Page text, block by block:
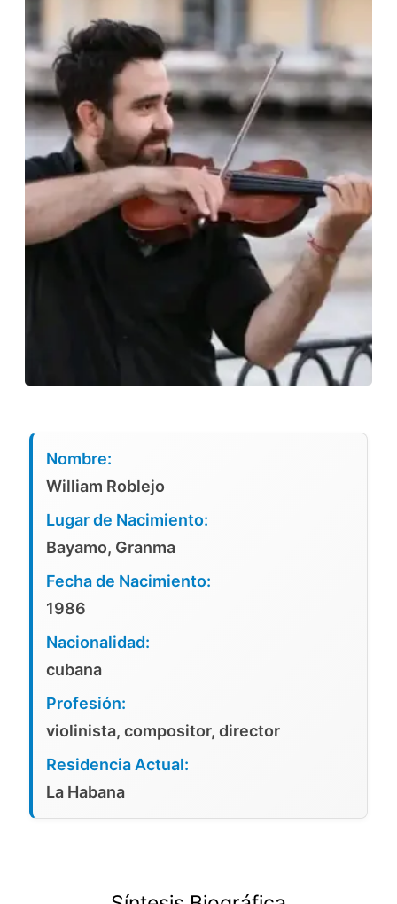
Nombre:
William Roblejo
Lugar de Nacimiento:
Bayamo, Granma
Fecha de Nacimiento:
1986
Nacionalidad:
cubana
Profesión:
violinista, compositor, director
Residencia Actual:
La Habana